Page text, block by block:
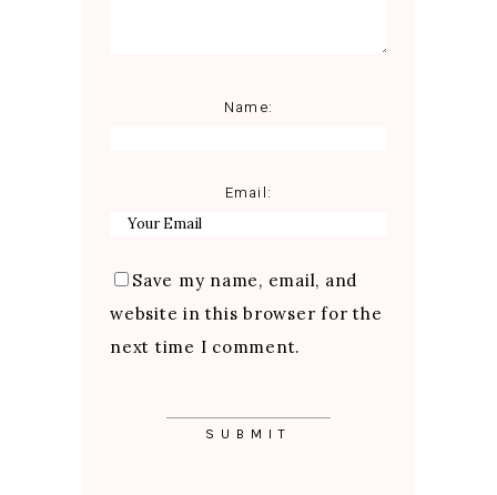
Name:
Email:
Save my name, email, and
website in this browser for the
next time I comment.